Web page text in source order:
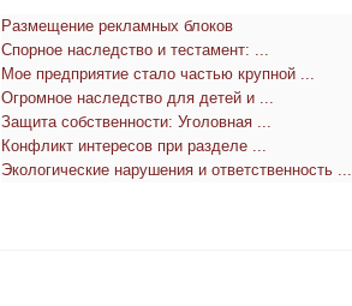
Размещение рекламных блоков
Спорное наследство и тестамент: ...
Мое предприятие стало частью крупной ...
Огромное наследство для детей и ...
Защита собственности: Уголовная ...
Конфликт интересов при разделе ...
Экологические нарушения и ответственность ...